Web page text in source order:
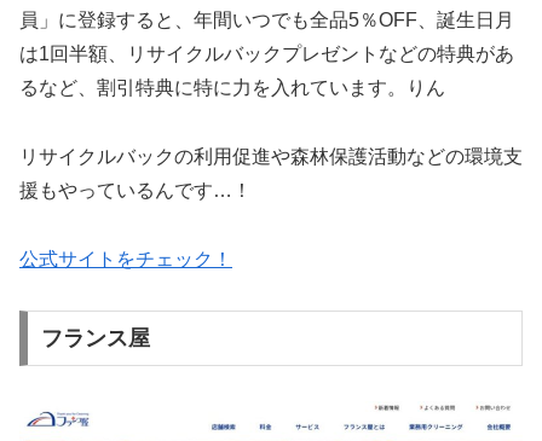
員」に登録すると、年間いつでも全品5％OFF、誕生日月
は1回半額、リサイクルバックプレゼントなどの特典があ
るなど、割引特典に特に力を入れています。りん
リサイクルバックの利用促進や森林保護活動などの環境支
援もやっているんです…！
公式サイトをチェック！
フランス屋